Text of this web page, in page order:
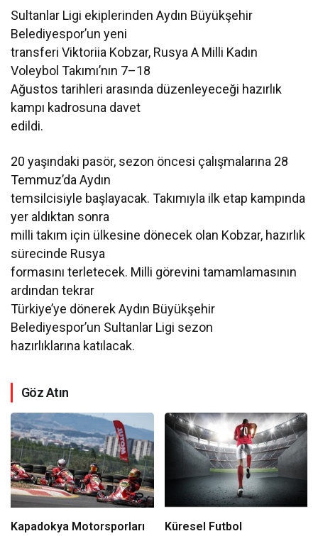
Sultanlar Ligi ekiplerinden Aydın Büyükşehir
Belediyespor’un yeni
transferi Viktoriia Kobzar, Rusya A Milli Kadın
Voleybol Takımı’nın 7–18
Ağustos tarihleri arasında düzenleyeceği hazırlık
kampı kadrosuna davet
edildi.
20 yaşındaki pasör, sezon öncesi çalışmalarına 28
Temmuz’da Aydın
temsilcisiyle başlayacak. Takımıyla ilk etap kampında
yer aldıktan sonra
milli takım için ülkesine dönecek olan Kobzar, hazırlık
sürecinde Rusya
formasını terletecek. Milli görevini tamamlamasının
ardından tekrar
Türkiye’ye dönerek Aydın Büyükşehir
Belediyespor’un Sultanlar Ligi sezon
hazırlıklarına katılacak.
Göz Atın
Kapadokya Motorsporları
Küresel Futbol